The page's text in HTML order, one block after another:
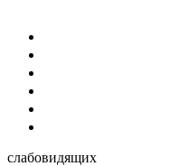
слабовидящих